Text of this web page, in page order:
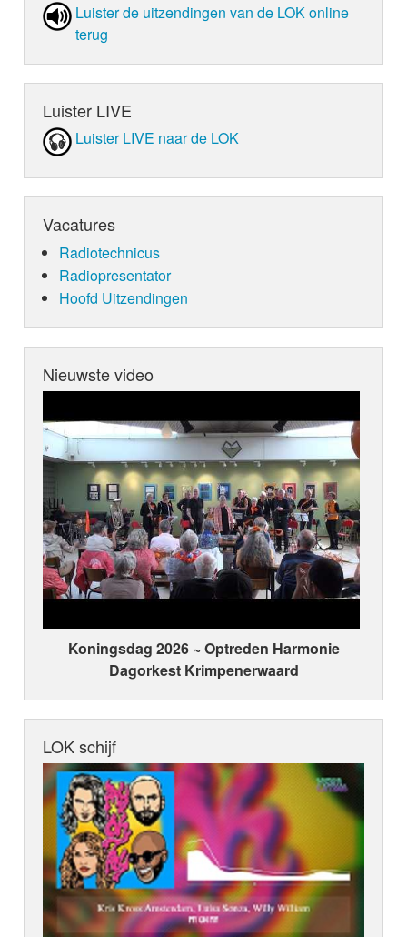
Luister de uit­zen­din­gen van de LOK online
terug
Luister LIVE
Luister LIVE naar de LOK
Vacatures
Radiotechnicus
Radiopresentator
Hoofd Uitzendingen
Nieuwste video
Koningsdag 2026 ~ Optreden Harmonie
Dagorkest Krimpenerwaard
LOK schijf